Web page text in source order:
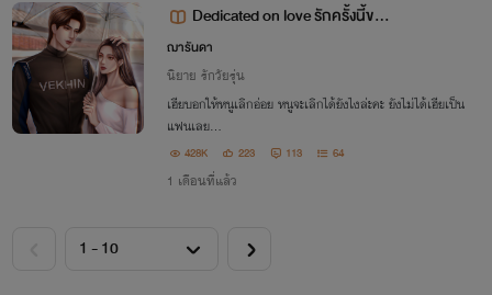
Dedicated on love รักครั้งนี้ขอเ
ดิมพัน (มีE-book)
ฌารันดา
นิยาย รักวัยรุ่น
เฮียบอกให้หนูเลิกอ่อย หนูจะเลิกได้ยังไงล่ะคะ ยังไม่ได้เฮียเป็น
แฟนเลย…
428K 223 113 64
1 เดือนที่แล้ว